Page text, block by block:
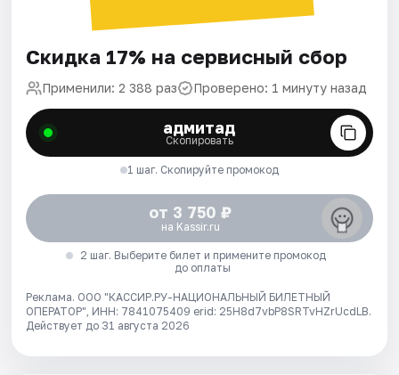
Скидка 17% на сервисный сбор
Применили: 2 388 раз Проверено: 1 минуту назад
адмитад
Скопировать
1 шаг. Скопируйте промокод
от 3 750 ₽
на Kassir.ru
2 шаг. Выберите билет и примените промокод
до оплаты
Реклама. ООО "КАССИР.РУ-НАЦИОНАЛЬНЫЙ БИЛЕТНЫЙ
ОПЕРАТОР", ИНН: 7841075409 erid: 25H8d7vbP8SRTvHZrUcdLB.
Действует до 31 августа 2026